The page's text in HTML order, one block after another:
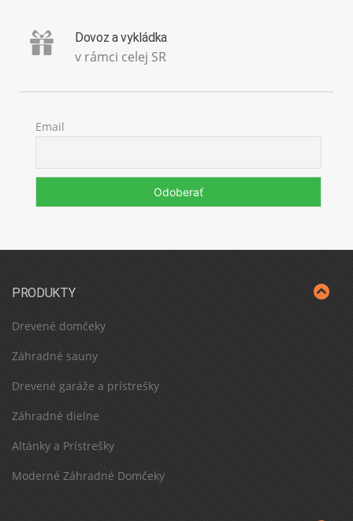
Dovoz a vykládka
v rámci celej SR
Email
PRODUKTY
Drevené domčeky
Záhradné sauny
Drevené garáže a prístrešky
Záhradné dielne
Altánky a Prístrešky
Moderné Záhradné Domčeky